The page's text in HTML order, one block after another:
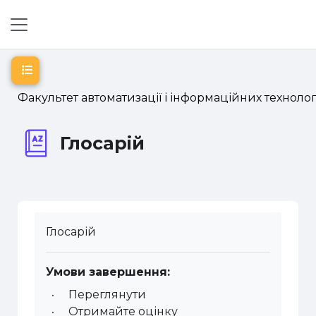
Факультет автоматизації і інформаційних
Глосарій
Відкритий покажчик курсу
Глосарій
Умови завершення:
Переглянути
Отримайте оцінку